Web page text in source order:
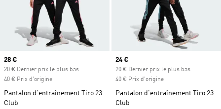
Prix actuel
28 €
20 € Dernier prix le plus bas
40 € Prix d'origine
Pantalon d'entraînement Tiro 23
Club
Prix actuel
24 €
20 € Dernier prix le plus bas
40 € Prix d'origine
Pantalon d'entraînement Tiro 23
Club